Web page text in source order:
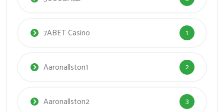
7ABET Casino 1
Aaronallston1 2
Aaronallston2 3